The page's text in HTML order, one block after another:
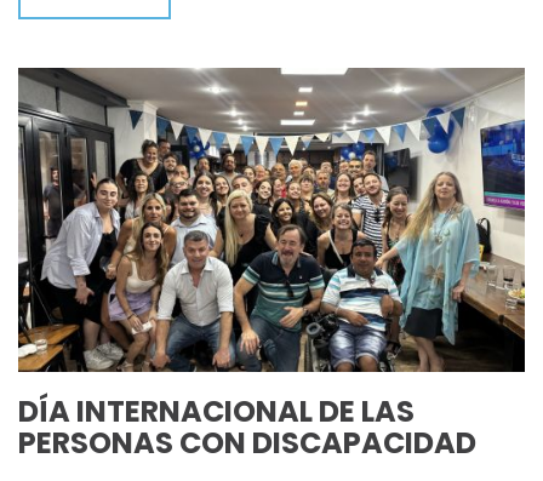
DÍA INTERNACIONAL DE LAS
PERSONAS CON DISCAPACIDAD